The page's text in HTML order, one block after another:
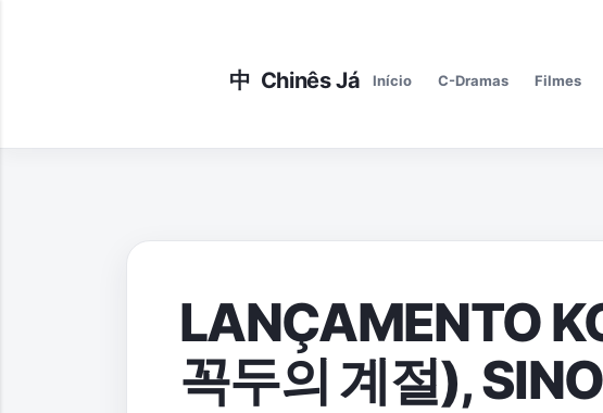
Início C-Dramas Filmes
LANÇAMENTO
꼭두의 계절),